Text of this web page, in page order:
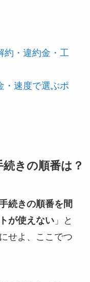
約・違約金・工
・速度で選ぶポ
きの順番は？
続きの順番を間
が使えない」と
せよ、ここでつ